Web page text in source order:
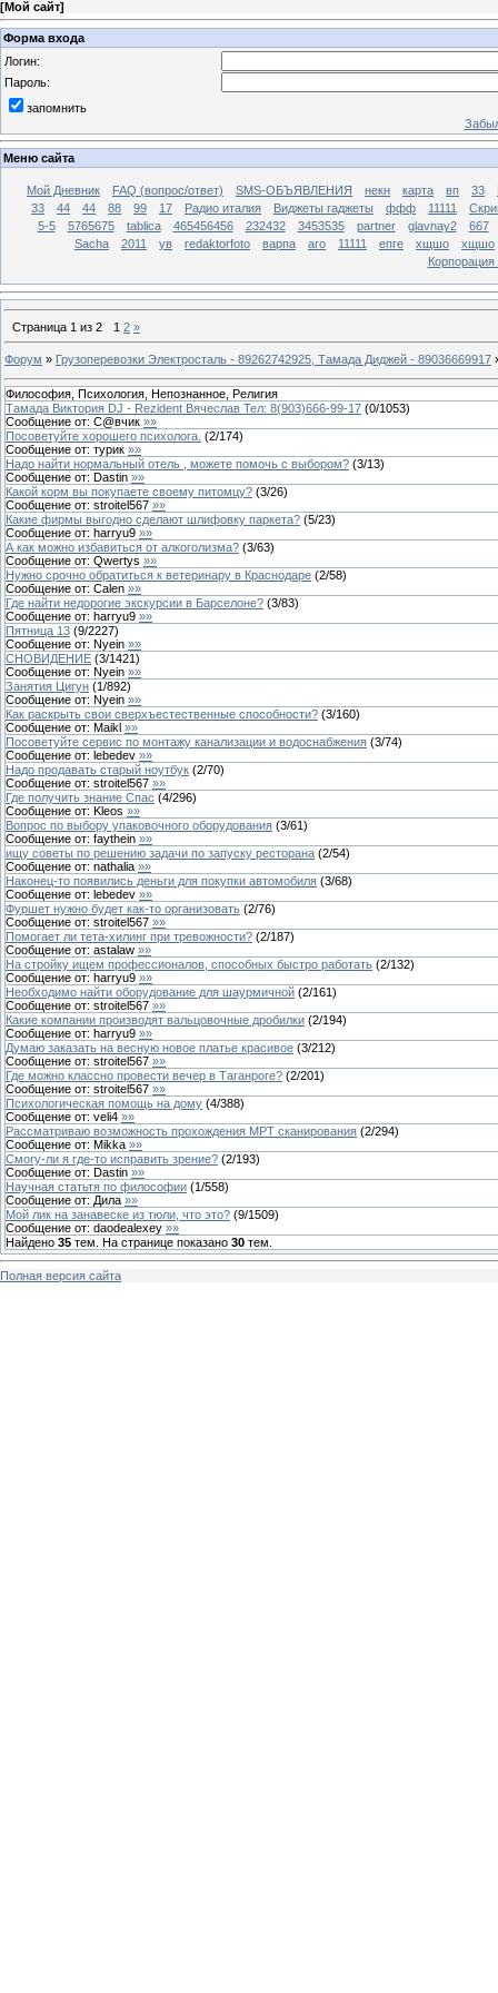
[Мой сайт]
Форма входа
Логин:
Пароль:
запомнить
Меню сайта
Мой Дневник FAQ (вопрос/ответ) SMS-ОБЪЯВЛЕНИЯ некн карта вп 33
33
44 44 88 99 17 Радио италия Виджеты гаджеты ффф 11111
5-5
5765675 tablica 465456456 232432 3453535 partner glavnay2
667
Sacha
2011 ув redaktorfoto варпа аго 11111 епге хщшо
хщшо
Корпорация
Страница 1 из 2 1 2 »
Форум » Грузоперевозки Электросталь - 89262742925, Тамада Диджей - 89036669917
Философия, Психология, Непознанное, Религия
Тамада Виктория DJ - Rezident Вячеслав Тел: 8(903)666-99-17 (0/1053)
Сообщение от: C@вчик »»
Посоветуйте хорошего психолога. (2/174)
Сообщение от: турик »»
Надо найти нормальный отель , можете помочь с выбором? (3/13)
Сообщение от: Dastin »»
Какой корм вы покупаете своему питомцу? (3/26)
Сообщение от: stroitel567 »»
Какие фирмы выгодно сделают шлифовку паркета? (5/23)
Сообщение от: harryu9 »»
А как можно избавиться от алкоголизма? (3/63)
Сообщение от: Qwertys »»
Нужно срочно обратиться к ветеринару в Краснодаре (2/58)
Сообщение от: Calen »»
Где найти недорогие экскурсии в Барселоне? (3/83)
Сообщение от: harryu9 »»
Пятница 13 (9/2227)
Сообщение от: Nyein »»
СНОВИДЕНИЕ (3/1421)
Сообщение от: Nyein »»
Занятия Цигун (1/892)
Сообщение от: Nyein »»
Как раскрыть свои сверхъестественные способности? (3/160)
Сообщение от: Maikl »»
Посоветуйте сервис по монтажу канализации и водоснабжения (3/74)
Сообщение от: lebedev »»
Надо продавать старый ноутбук (2/70)
Сообщение от: stroitel567 »»
Где получить знание Спас (4/296)
Сообщение от: Kleos »»
Вопрос по выбору упаковочного оборудования (3/61)
Сообщение от: faythein »»
ищу советы по решению задачи по запуску ресторана (2/54)
Сообщение от: nathalia »»
Наконец-то появились деньги для покупки автомобиля (3/68)
Сообщение от: lebedev »»
Фуршет нужно будет как-то организовать (2/76)
Сообщение от: stroitel567 »»
Помогает ли тета-хилинг при тревожности? (2/187)
Сообщение от: astalaw »»
На стройку ищем профессионалов, способных быстро работать (2/132)
Сообщение от: harryu9 »»
Необходимо найти оборудование для шаурмичной (2/161)
Сообщение от: stroitel567 »»
Какие компании производят вальцовочные дробилки (2/194)
Сообщение от: harryu9 »»
Думаю заказать на весную новое платье красивое (3/212)
Сообщение от: stroitel567 »»
Где можно классно провести вечер в Таганроге? (2/201)
Сообщение от: stroitel567 »»
Психологическая помощь на дому (4/388)
Сообщение от: veli4 »»
Рассматриваю возможность прохождения МРТ сканирования (2/294)
Сообщение от: Mikka »»
Смогу-ли я где-то исправить зрение? (2/193)
Сообщение от: Dastin »»
Научная статьтя по философии (1/558)
Сообщение от: Дила »»
Мой лик на занавеске из тюли, что это? (9/1509)
Сообщение от: daodealexey »»
Найдено 35 тем. На странице показано 30 тем.
Полная версия сайта